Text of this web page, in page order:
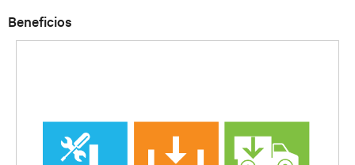
Beneficios